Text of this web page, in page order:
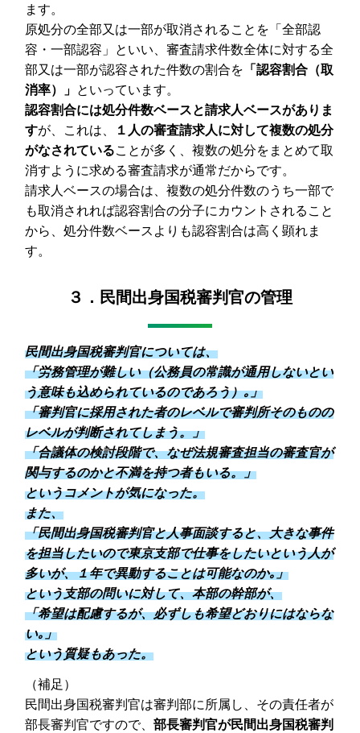
ます。
原処分の全部又は一部が取消されることを「全部認
容・一部認容」といい、審査請求件数全体に対する全
部又は一部が認容された件数の割合を 「認容割合（取
消率）」 といっています。
認容割合には処分件数ベースと請求人ベースがありま
すが、これは、
１人の審査請求人に対して複数の処分
がなされていることが多く、複数の処分をまとめて取
消すように求める審査請求が通常だからです。
請求人ベースの場合は、複数の処分件数のうち一部で
も取消されれば認容割合の分子にカウントされること
から、処分件数ベースよりも認容割合は高く顕れま
す。
３．民間出身国税審判官の管理
民間出身国税審判官については、
「労務管理が難しい（公務員の常識が通用しないとい
う意味も込められているのであろう）｡」
「審判官に採用された者のレベルで審判所そのものの
レベルが判断されてしまう。」
「合議体の検討段階で、なぜ法規審査担当の審査官が
関与するのかと不満を持つ者もいる。」
というコメントが気になった。
また、
「民間出身国税審判官と人事面談すると、大きな事件
を担当したいので東京支部で仕事をしたいという人が
多いが、１年で異動することは可能なのか｡」
という支部の問いに対して、本部の幹部が、
「希望は配慮するが、必ずしも希望どおりにはならな
い｡」
という質疑もあった。
（補足）
民間出身国税審判官は審判部に所属し、その責任者が
部長審判官ですので、部長審判官が民間出身国税審判